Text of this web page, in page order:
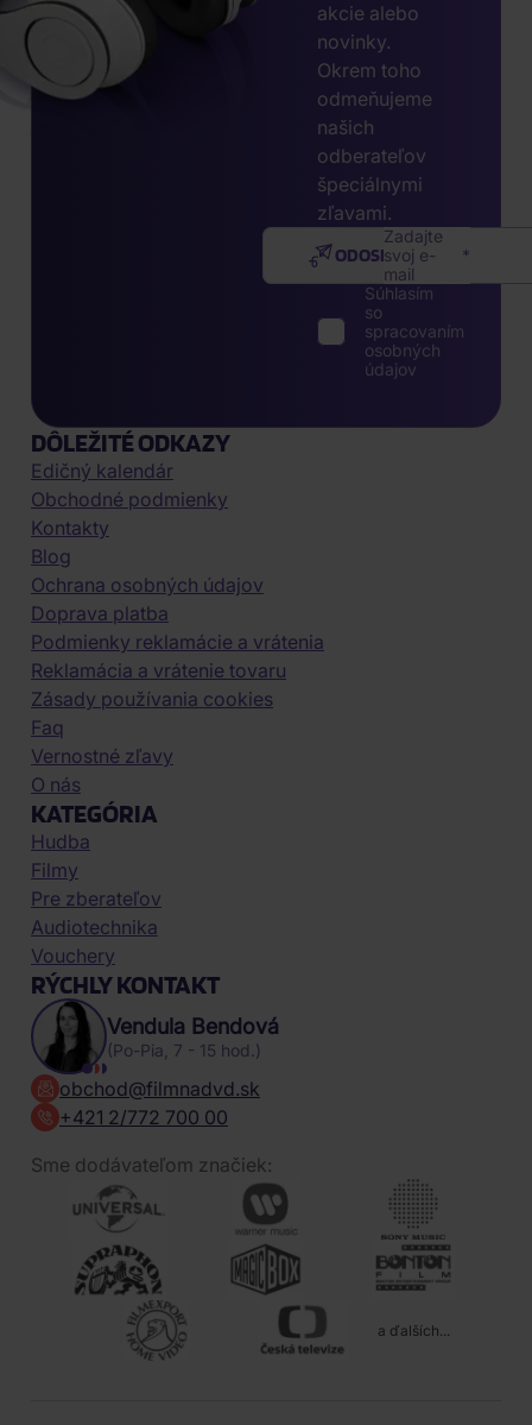
akcie alebo
novinky.
Okrem toho
odmeňujeme
našich
odberateľov
špeciálnymi
zľavami.
Zadajte
svoj e-
mail
ODOSLAŤ
Súhlasím
so
spracovaním
osobných
údajov
DÔLEŽITÉ ODKAZY
Edičný kalendár
Obchodné podmienky
Kontakty
Blog
Ochrana osobných údajov
Doprava platba
Podmienky reklamácie a vrátenia
Reklamácia a vrátenie tovaru
Zásady používania cookies
Faq
Vernostné zľavy
O nás
KATEGÓRIA
Hudba
Filmy
Pre zberateľov
Audiotechnika
Vouchery
RÝCHLY KONTAKT
Vendula Bendová
(Po-Pia, 7 - 15 hod.)
obchod@filmnadvd.sk
+421 2/772 700 00
Sme dodávateľom značiek:
a ďalších...